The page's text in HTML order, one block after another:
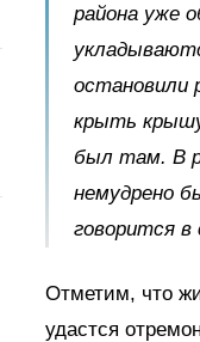
района уже
остановили
крыть
был там. В
немудрено
говорится в
Отметим, что
удастся